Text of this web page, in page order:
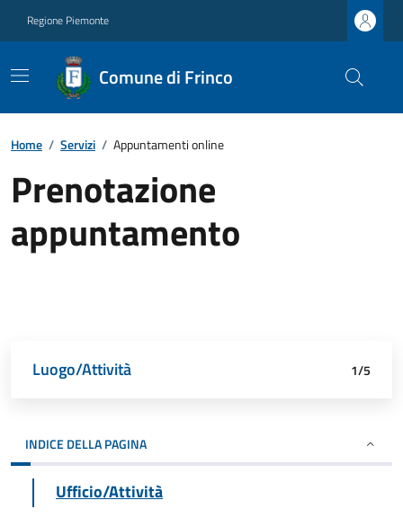
Regione Piemonte
Comune di Frinco
Home / Servizi / Appuntamenti online
Prenotazione
appuntamento
Luogo/Attività
Dettagli appuntamento
Richiedente
Data e orario
Riepilogo 1/5
INDICE DELLA PAGINA
Ufficio/Attività